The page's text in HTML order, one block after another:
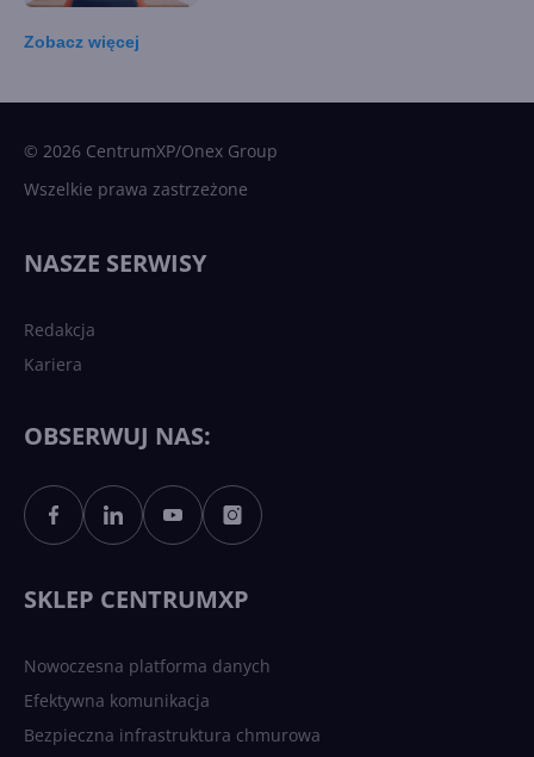
Sztuczna inteligencja po
polsku. Dość barier
Zobacz więcej
© 2026 CentrumXP/Onex Group
Wszelkie prawa zastrzeżone
NASZE SERWISY
Redakcja
Kariera
OBSERWUJ NAS:
SKLEP CENTRUMXP
Nowoczesna platforma danych
Efektywna komunikacja
Bezpieczna infrastruktura chmurowa